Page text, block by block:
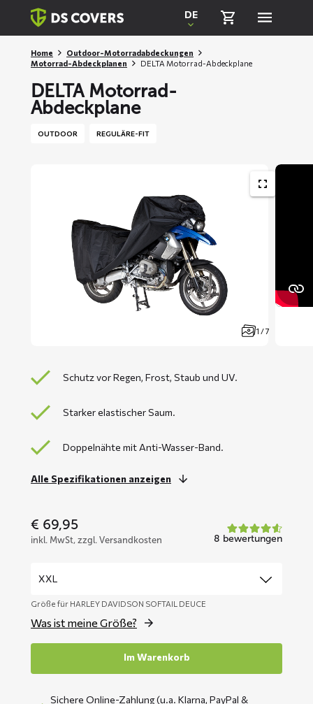
Skiplinks
DE
Home
Outdoor-Motorradabdeckungen
Motorrad-Abdeckplanen
DELTA Motorrad-Abdeckplane
DELTA Motorrad-
Abdeckplane
OUTDOOR REGULÄRE-FIT
1 / 7
Schutz vor Regen, Frost, Staub und UV.
Starker elastischer Saum.
Doppelnähte mit Anti-Wasser-Band.
Alle Spezifikationen anzeigen
€ 69,95
inkl. MwSt, zzgl. Versandkosten 8 bewertungen
Größe für HARLEY DAVIDSON SOFTAIL DEUCE
Was ist meine Größe?
Im Warenkorb
Sichere Online-Zahlung (u.a. Klarna, PayPal &